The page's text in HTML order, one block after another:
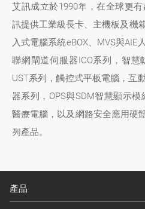
艾訊成立於1990年，在全球更
訊提供工業級長卡、主機板及機
入式電腦系統eBOX、MVS與
聯網閘道伺服器ICO系列，智慧
UST系列，觸控式平板電腦，互
器系列，OPS與SDM智慧顯示
醫療電腦，以及網路安全應用硬
列產品。
產品